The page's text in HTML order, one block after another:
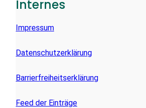
Internes
Impressum
Datenschutzerklärung
Barrierfreiheitserklärung
Feed der Einträge